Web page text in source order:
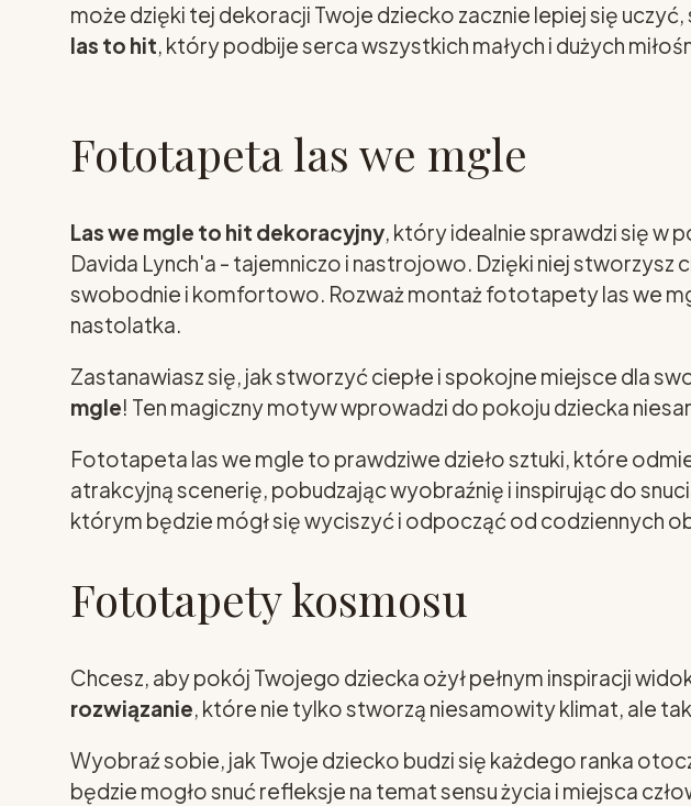
może dzięki tej dekoracji Twoje dziecko zacznie lepiej się
las to hit, który podbije serca wszystkich małych i dużych
Fototapeta las we mgle
Las we mgle to hit dekoracyjny, który idealnie sprawdzi się w
Davida Lynch'a - tajemniczo i nastrojowo. Dzięki niej stworzysz
swobodnie i komfortowo. Rozważ montaż fototapety las we
nastolatka.
Zastanawiasz się, jak stworzyć ciepłe i spokojne miejsce dla
mgle! Ten magiczny motyw wprowadzi do pokoju dziecka
Fototapeta las we mgle to prawdziwe dzieło sztuki, które
atrakcyjną scenerię, pobudzając wyobraźnię i inspirując do
którym będzie mógł się wyciszyć i odpocząć od codziennych
Fototapety kosmosu
Chcesz, aby pokój Twojego dziecka ożył pełnym inspiracji
rozwiązanie, które nie tylko stworzą niesamowity klimat, ale
Wyobraź sobie, jak Twoje dziecko budzi się każdego ranka
będzie mogło snuć refleksje na temat sensu życia i miejsca